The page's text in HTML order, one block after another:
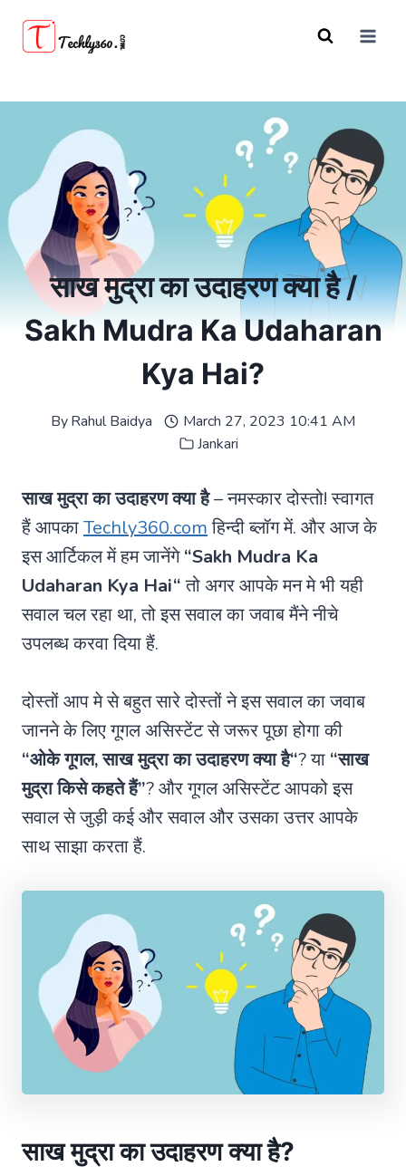
साख मुद्रा का उदाहरण क्या है /
Sakh Mudra Ka Udaharan
Kya Hai?
ByRahul Baidya
March 27, 2023 10:41 AM
Jankari
साख मुद्रा का उदाहरण क्या है– नमस्कार दोस्तो! स्वागत
हैं आपकाTechly360.comहिन्दी ब्लॉग में. और आज के
इस आर्टिकल में हम जानेंगे“Sakh Mudra Ka
Udaharan Kya Hai“तो अगर आपके मन मे भी यही
सवाल चल रहा था, तो इस सवाल का जवाब मैंने नीचे
उपलब्ध करवा दिया हैं.
दोस्तों आप मे से बहुत सारे दोस्तों ने इस सवाल का जवाब
जानने के लिए गूगल असिस्टेंट से जरूर पूछा होगा की
“ओके गूगल,साख मुद्रा का उदाहरण क्या है“? या “साख
मुद्रा किसे कहते हैं”? और गूगल असिस्टेंट आपको इस
सवाल से जुड़ी कई और सवाल और उसका उत्तर आपके
साथ साझा करता हैं.
साख मुद्रा का उदाहरण क्या है?